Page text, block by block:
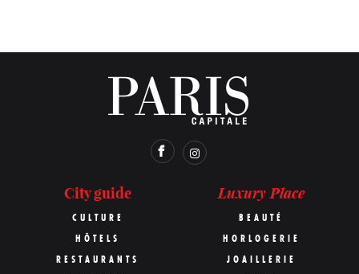
City guide
CULTURE
HÔTELS
RESTAURANTS
Luxury Place
BEAUTÉ
HORLOGERIE
JOAILLERIE